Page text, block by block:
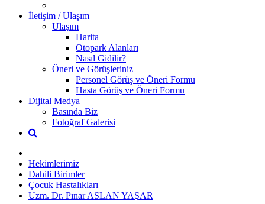
İletişim / Ulaşım
Ulaşım
Harita
Otopark Alanları
Nasıl Gidilir?
Öneri ve Görüşleriniz
Personel Görüş ve Öneri Formu
Hasta Görüş ve Öneri Formu
Dijital Medya
Basında Biz
Fotoğraf Galerisi
Hekimlerimiz
Dahili Birimler
Çocuk Hastalıkları
Uzm. Dr. Pınar ASLAN YAŞAR